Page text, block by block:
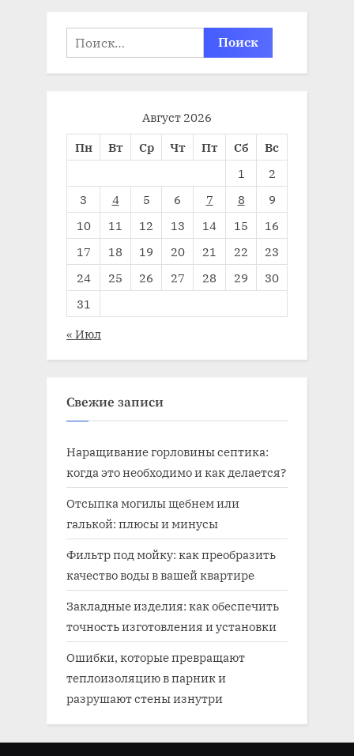
Найти:
Август 2026
Пн
Вт Ср Чт Пт Сб
Вс
1
2
3
4 5 6 7 8
9
10
11 12 13 14 15
16
17
18 19 20 21 22
23
24
25 26 27 28 29
30
31
« Июл
Свежие записи
Наращивание горловины септика:
когда это необходимо и как делается?
Отсыпка могилы щебнем или
галькой: плюсы и минусы
Фильтр под мойку: как преобразить
качество воды в вашей квартире
Закладные изделия: как обеспечить
точность изготовления и установки
Ошибки, которые превращают
теплоизоляцию в парник и
разрушают стены изнутри